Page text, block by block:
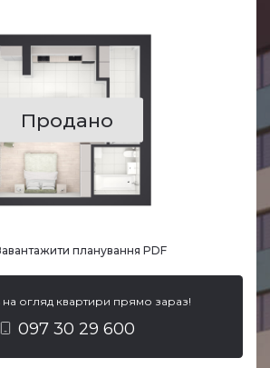
Продано
планування PDF
огляд квартири прямо зараз!
097 30 29 600